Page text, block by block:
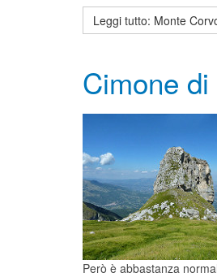
Leggi tutto: Monte
Cimone
Però è abbastanza